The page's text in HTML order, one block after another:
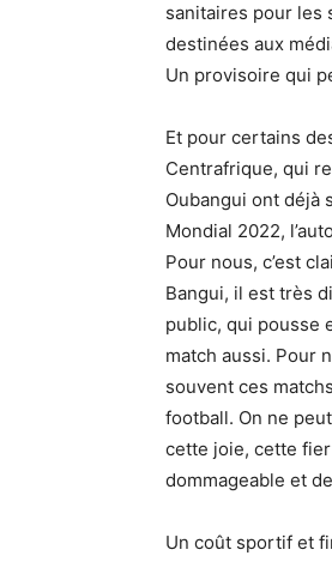
sanitaires pour les
destinées aux
Un provisoire qui
Et pour certains
Centrafrique, qui
Oubangui ont déjà
Mondial 2022,
Pour nous, c’est
Bangui, il est très
public, qui pousse
match aussi. Pour
souvent ces
football. On ne
cette joie, cette
dommageable et
Un coût sportif et